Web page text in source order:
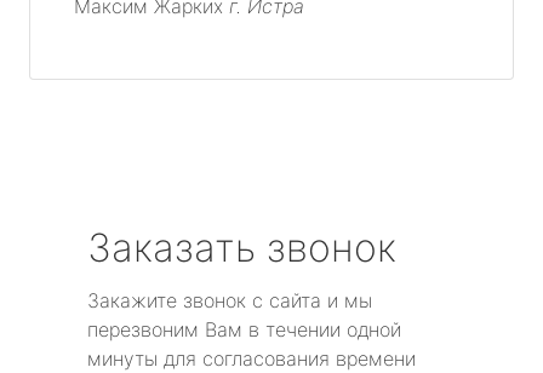
Максим Жарких г. Истра
Заказать звонок
Закажите звонок с сайта и мы
перезвоним Вам в течении одной
минуты для согласования времени